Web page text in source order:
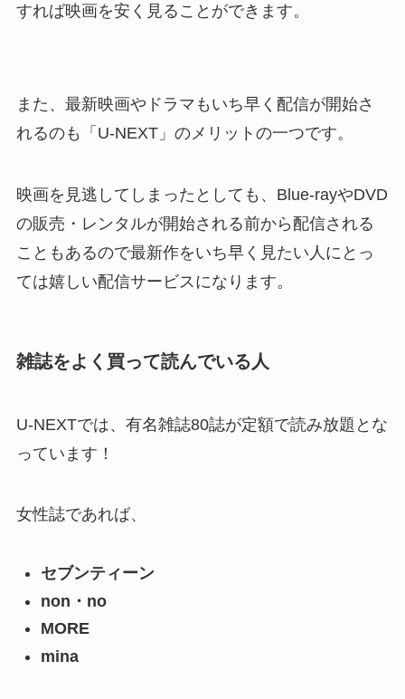
すれば映画を安く見ることができます。
また、最新映画やドラマもいち早く配信が開始さ
れるのも「U-NEXT」のメリットの一つです。
映画を見逃してしまったとしても、Blue-rayやDVD
の販売・レンタルが開始される前から配信される
こともあるので最新作をいち早く見たい人にとっ
ては嬉しい配信サービスになります。
雑誌をよく買って読んでいる人
U-NEXTでは、有名雑誌80誌が定額で読み放題とな
っています！
女性誌であれば、
セブンティーン
non・no
MORE
mina